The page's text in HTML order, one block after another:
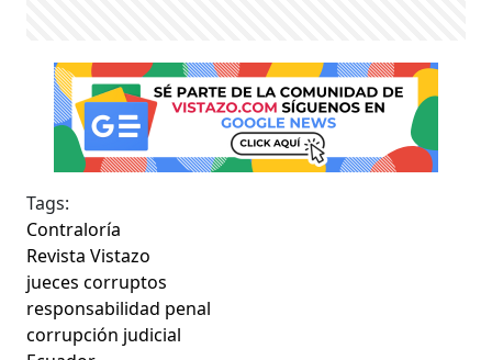
Tags:
Contraloría
Revista Vistazo
jueces corruptos
responsabilidad penal
corrupción judicial